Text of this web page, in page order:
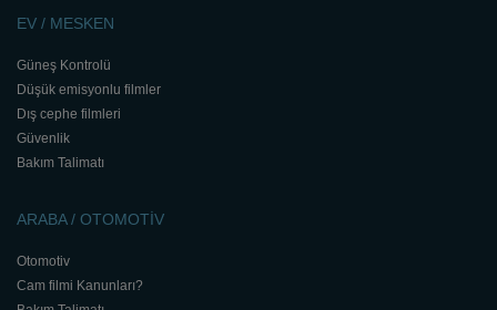
EV / MESKEN
Güneş Kontrolü
Düşük emisyonlu filmler
Dış cephe filmleri
Güvenlik
Bakım Talimatı
ARABA / OTOMOTİV
Otomotiv
Cam filmi Kanunları?